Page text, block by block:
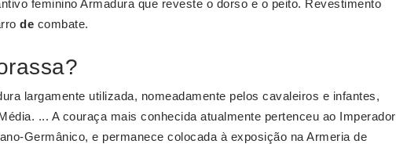
feminino Armadura que reveste o dorso e o peito. Revestimento
de combate.
largamente utilizada, nomeadamente pelos cavaleiros e infantes,
... A couraça mais conhecida atualmente pertenceu ao Imperador
Germânico, e permanece colocada à exposição na Armeria de